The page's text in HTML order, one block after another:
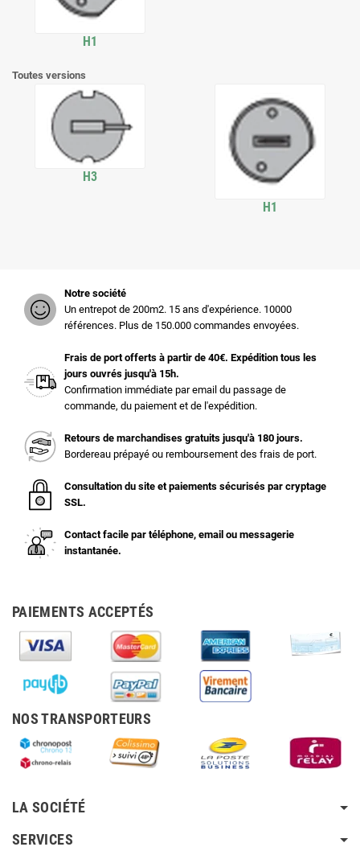
H1
Toutes versions
H3
H1
Notre société
Un entrepot de 200m2. 15 ans d'expérience. 10000
références. Plus de 150.000 commandes envoyées.
Frais de port offerts à partir de 40€. Expédition tous les
jours ouvrés jusqu'à 15h.
Confirmation immédiate par email du passage de
commande, du paiement et de l'expédition.
Retours de marchandises gratuits jusqu'à 180 jours.
Bordereau prépayé ou remboursement des frais de port.
Consultation du site et paiements sécurisés par cryptage
SSL.
Contact facile par téléphone, email ou messagerie
instantanée.
PAIEMENTS ACCEPTÉS
NOS TRANSPORTEURS
LA SOCIÉTÉ
SERVICES